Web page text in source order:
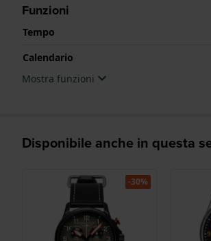
Funzioni
Tempo
Calendario
Mostra funzioni
Disponibile anche in questa
-30%